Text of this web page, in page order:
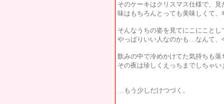
そのケーキはクリスマス仕様で、見
味はもちろんとっても美味しくて、
そんなうちの姿を見てにこにことし
やっぱりいい人なのかも…なんて、
飲みの中で冷めかけてた気持ちも落
その夜は珍しくえっちまでしちゃ
…もう少しだけつづく。